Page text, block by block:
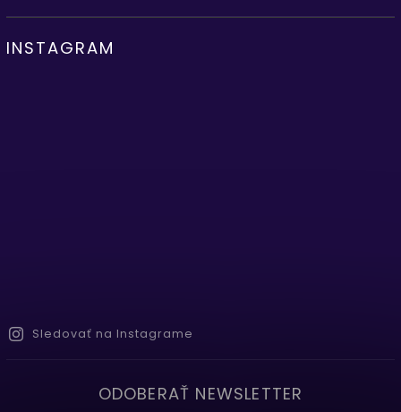
INSTAGRAM
Sledovať na Instagrame
ODOBERAŤ NEWSLETTER